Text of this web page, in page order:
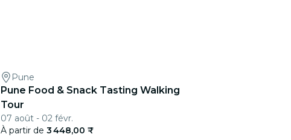
Pune
Pune Food & Snack Tasting Walking
Tour
07 août - 02 févr.
À partir de 3 448,00 ₹